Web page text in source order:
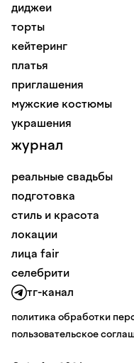
диджеи
торты
кейтеринг
платья
приглашения
мужские костюмы
украшения
журнал
реальные свадьбы
подготовка
стиль и красота
локации
лица fair
селебрити
тг-канал
политика обработки
пользовательское